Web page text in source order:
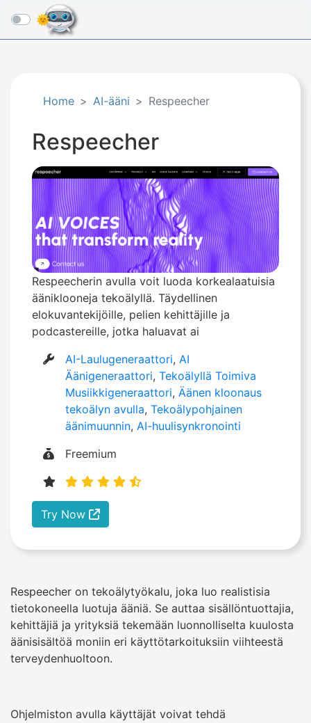
☰
Home AI-ääni Respeecher
Respeecher
Respeecherin avulla voit luoda korkealaatuisia
ääniklooneja tekoälyllä. Täydellinen
elokuvantekijöille, pelien kehittäjille ja
podcastereille, jotka haluavat ai
AI-Laulugeneraattori,AI
Äänigeneraattori,Tekoälyllä Toimiva
Musiikkigeneraattori,Äänen kloonaus
tekoälyn avulla,Tekoälypohjainen
äänimuunnin,AI-huulisynkronointi
Freemium
Try Now
Respeecher on tekoälytyökalu, joka luo realistisia
tietokoneella luotuja ääniä. Se auttaa sisällöntuottajia,
kehittäjiä ja yrityksiä tekemään luonnolliselta kuulosta
äänisisältöä moniin eri käyttötarkoituksiin viihteestä
terveydenhuoltoon.
Ohjelmiston avulla käyttäjät voivat tehdä